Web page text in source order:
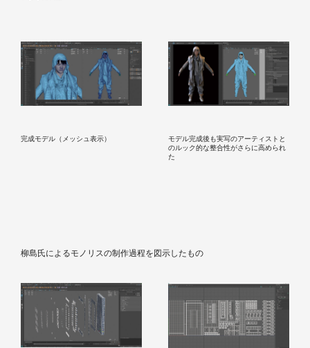
完成モデル（メッシュ表示）
モデル完成後も実写のアーティストと
のルック的な整合性がさらに高められ
た
柳島氏によるモノリスの制作過程を図示したもの